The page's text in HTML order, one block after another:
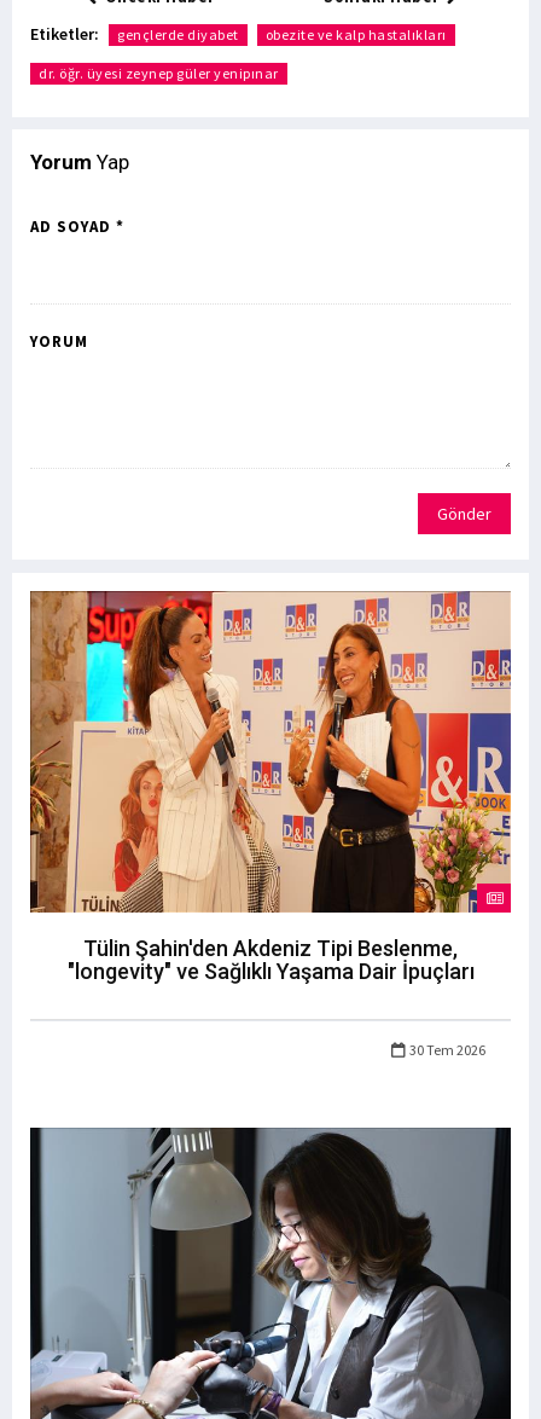
Etiketler: gençlerde diyabet obezite ve kalp hastalıkları
dr. öğr. üyesi zeynep güler yenipınar
Yorum Yap
AD SOYAD *
YORUM
Gönder
Tülin Şahin'den Akdeniz Tipi Beslenme,
"longevity" ve Sağlıklı Yaşama Dair İpuçları
30 Tem 2026